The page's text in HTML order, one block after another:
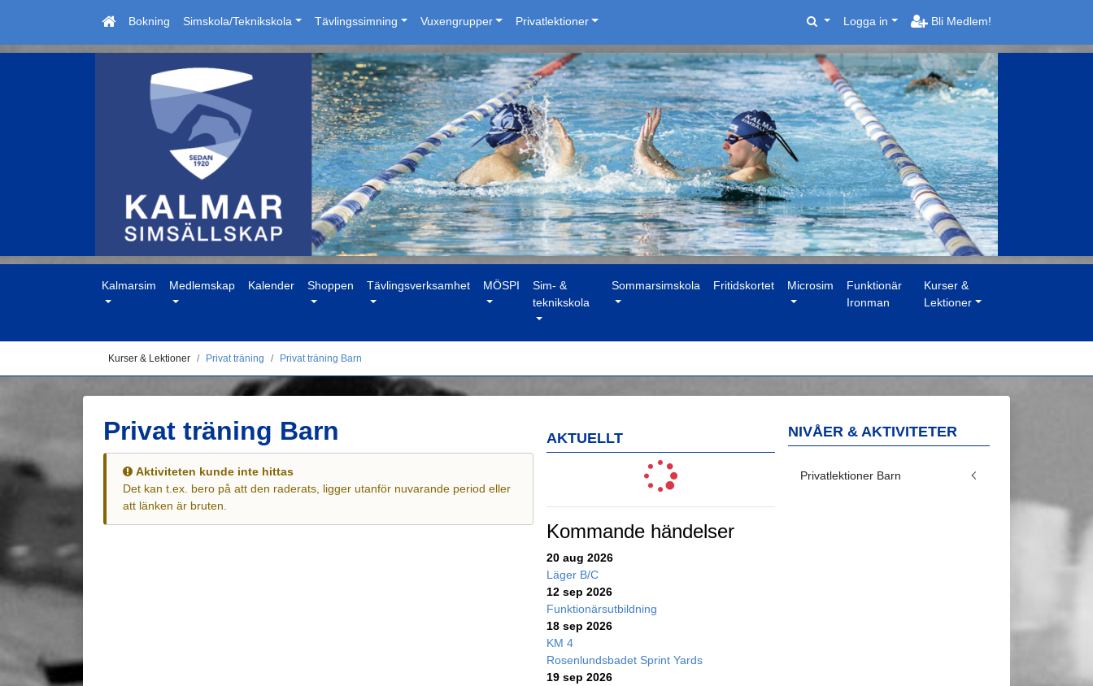
Bokning Simskola/Teknikskola Tävlingssimning Vuxengrupper Privatlektioner Logga in Bli Medlem!
Kalmarsim Medlemskap Kalender Shoppen Tävlingsverksamhet MÖSPI
Sim- &
teknikskola
Sommarsimskola Fritidskortet Microsim
Funktionär
Ironman
Kurser &
Lektioner
Kurser & Lektioner Privat träning Privat träning Barn
AKTUELLT
Kommande händelser
20 aug 2026
Läger B/C
12 sep 2026
Funktionärsutbildning
18 sep 2026
KM 4
Rosenlundsbadet Sprint Yards
19 sep 2026
Privat träning Barn
Aktiviteten kunde inte hittas
Det kan t.ex. bero på att den raderats, ligger utanför nuvarande period eller
att länken är bruten.
NIVÅER & AKTIVITETER
Privatlektioner Barn